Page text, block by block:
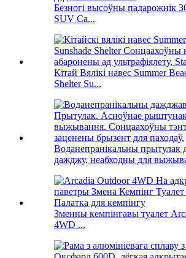
Безногі высоўны падарожнік
SUV Ca...
Кітай Вялікі навес Summer
Shelter Su...
Воданепранікальны прытулак
дажджу, неабходны для
Зменны кемпінгавы туалет
4WD ...